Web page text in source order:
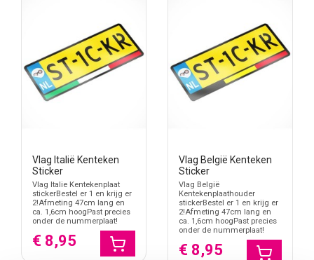
Vlag Italië Kenteken
Sticker
Vlag Italie Kentekenplaat
stickerBestel er 1 en krijg er
2!Afmeting 47cm lang en
ca. 1,6cm hoogPast precies
onder de nummerplaat!
€ 8,95
Vlag België Kenteken
Sticker
Vlag België
Kentekenplaathouder
stickerBestel er 1 en krijg er
2!Afmeting 47cm lang en
ca. 1,6cm hoogPast precies
onder de nummerplaat!
€ 8,95